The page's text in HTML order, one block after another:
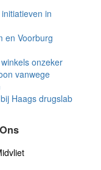
in
en Voorburg
onzeker
vanwege
Haags drugslab